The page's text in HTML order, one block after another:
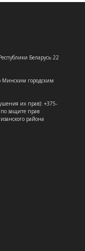
Беларусь 22
Минским городским
их прав): +375-
защите прав
района